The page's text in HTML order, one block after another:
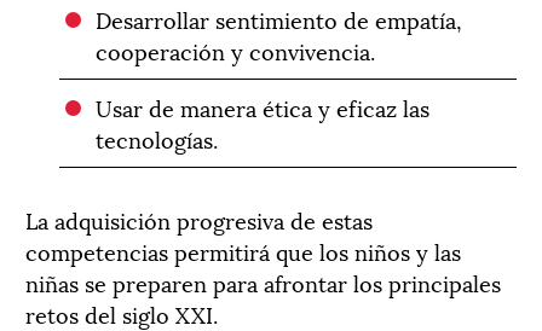
Desarrollar sentimiento de empatía,
cooperación y convivencia.
Usar de manera ética y eficaz las
tecnologías.
La adquisición progresiva de estas
competencias permitirá que los niños y las
niñas se preparen para afrontar los principales
retos del siglo XXI.